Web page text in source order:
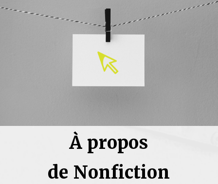
À propos
de Nonfiction